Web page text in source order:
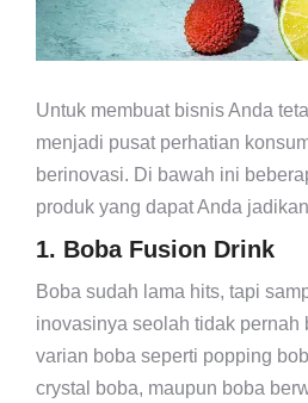
Untuk membuat bisnis Anda
menjadi pusat perhatian
berinovasi. Di bawah ini
produk yang dapat Anda
1. Boba Fusion Drink
Boba sudah lama hits, tapi
inovasinya seolah tidak pernah
varian boba seperti popping
crystal boba, maupun boba